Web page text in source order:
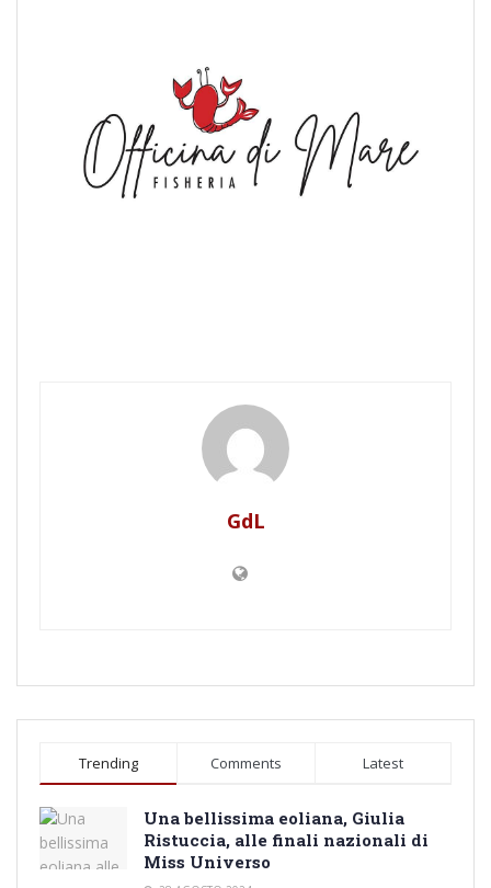
GdL
Trending Comments Latest
Una bellissima eoliana, Giulia
Ristuccia, alle finali nazionali di
Miss Universo